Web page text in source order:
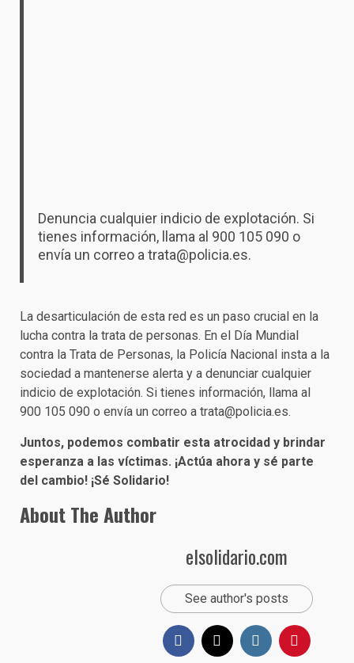
Denuncia cualquier indicio de explotación. Si
tienes información, llama al 900 105 090 o
envía un correo a trata@policia.es.
La desarticulación de esta red es un paso crucial en la
lucha contra la trata de personas. En el Día Mundial
contra la Trata de Personas, la Policía Nacional insta a la
sociedad a mantenerse alerta y a denunciar cualquier
indicio de explotación. Si tienes información, llama al
900 105 090 o envía un correo a trata@policia.es.
Juntos, podemos combatir esta atrocidad y brindar
esperanza a las víctimas. ¡Actúa ahora y sé parte
del cambio! ¡Sé Solidario!
About The Author
elsolidario.com
See author's posts